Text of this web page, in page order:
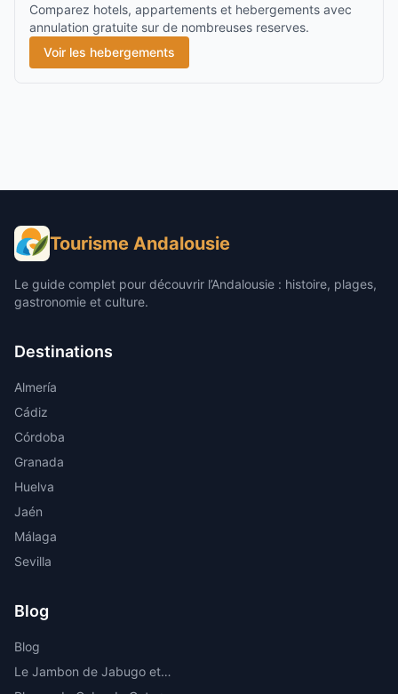
Comparez hotels, appartements et hebergements avec
annulation gratuite sur de nombreuses reserves.
Voir les hebergements
Tourisme Andalousie
Le guide complet pour découvrir l’Andalousie : histoire, plages,
gastronomie et culture.
Destinations
Almería
Cádiz
Córdoba
Granada
Huelva
Jaén
Málaga
Sevilla
Blog
Blog
Le Jambon de Jabugo et la Route de l'Ibérique dans la Sierra de Huelva